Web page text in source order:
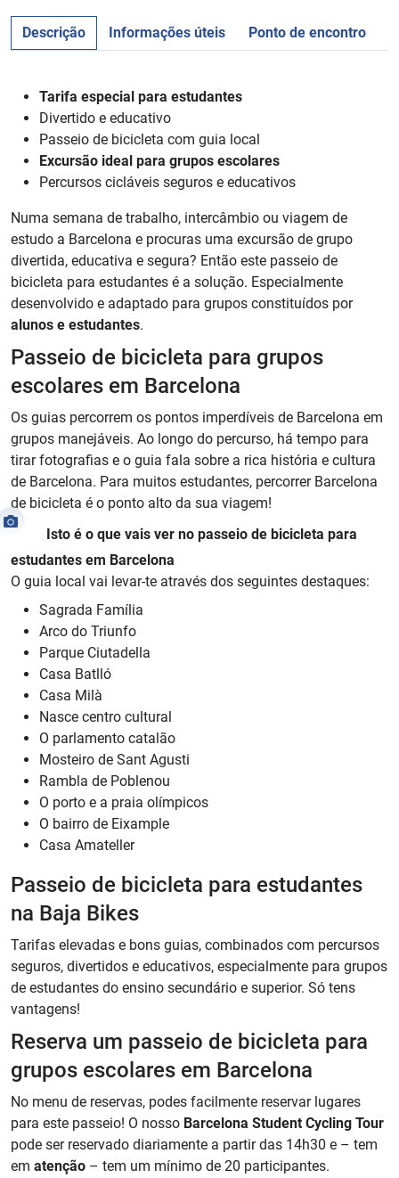
Descrição Informações úteis Ponto de encontro
Tarifa especial para estudantes
Divertido e educativo
Passeio de bicicleta com guia local
Excursão ideal para grupos escolares
Percursos cicláveis seguros e educativos
Numa semana de trabalho, intercâmbio ou viagem de
estudo a Barcelona e procuras uma excursão de grupo
divertida, educativa e segura? Então este passeio de
bicicleta para estudantes é a solução. Especialmente
desenvolvido e adaptado para grupos constituídos por
alunos e estudantes.
Passeio de bicicleta para grupos
escolares em Barcelona
Os guias percorrem os pontos imperdíveis de Barcelona em
grupos manejáveis. Ao longo do percurso, há tempo para
tirar fotografias e o guia fala sobre a rica história e cultura
de Barcelona. Para muitos estudantes, percorrer Barcelona
de bicicleta é o ponto alto da sua viagem!
Isto é o que vais ver no passeio de bicicleta para
estudantes em Barcelona
O guia local vai levar-te através dos seguintes destaques:
Sagrada Família
Arco do Triunfo
Parque Ciutadella
Casa Batlló
Casa Milà
Nasce centro cultural
O parlamento catalão
Mosteiro de Sant Agusti
Rambla de Poblenou
O porto e a praia olímpicos
O bairro de Eixample
Casa Amateller
Passeio de bicicleta para estudantes
na Baja Bikes
Tarifas elevadas e bons guias, combinados com percursos
seguros, divertidos e educativos, especialmente para grupos
de estudantes do ensino secundário e superior. Só tens
vantagens!
Reserva um passeio de bicicleta para
grupos escolares em Barcelona
No menu de reservas, podes facilmente reservar lugares
para este passeio! O nosso Barcelona Student Cycling Tour
pode ser reservado diariamente a partir das 14h30 e – tem
em atenção – tem um mínimo de 20 participantes.